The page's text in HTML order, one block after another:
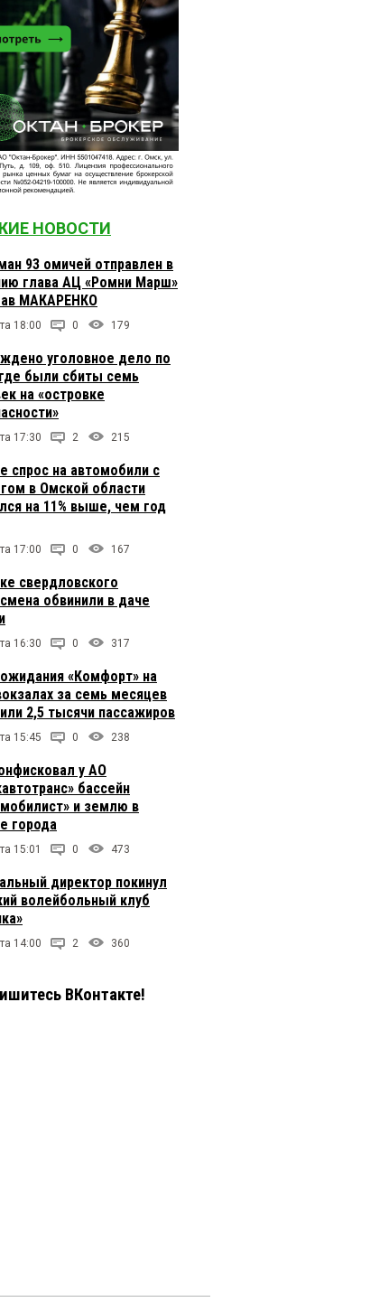
НОВОСТИ
93 омичей отправлен в
глава АЦ «Ромни Марш»
МАКАРЕНКО
18:00 0 179
уголовное дело по
были сбиты семь
на «островке
17:30 2 215
спрос на автомобили с
в Омской области
на 11% выше, чем год
17:00 0 167
свердловского
обвинили в даче
16:30 0 317
«Комфорт» на
за семь месяцев
2,5 тысячи пассажиров
15:45 0 238
у АО
бассейн
и землю в
города
15:01 0 473
директор покинул
волейбольный клуб
14:00 2 360
ВКонтакте!